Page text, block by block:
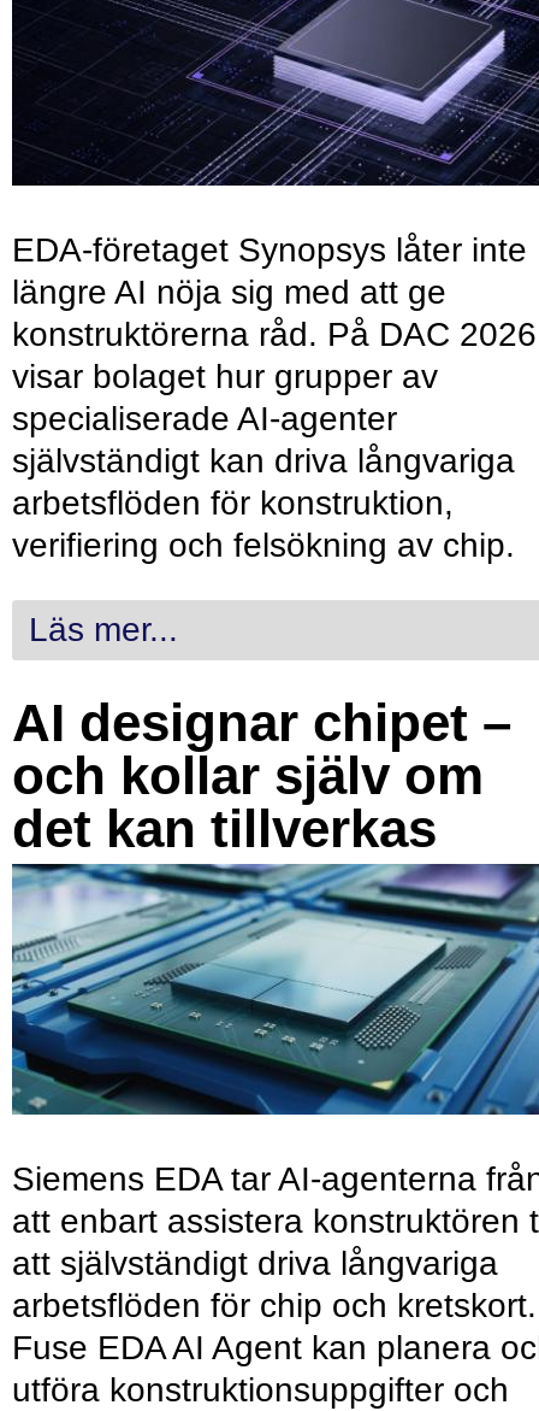
EDA-företaget Synopsys låter inte
längre AI nöja sig med att ge
konstruktörerna råd. På DAC 2026
visar bolaget hur grupper av
specialiserade AI-agenter
självständigt kan driva långvariga
arbetsflöden för konstruktion,
verifiering och felsökning av chip.
Läs mer...
AI designar chipet –
och kollar själv om
det kan tillverkas
Siemens EDA tar AI-agenterna
att enbart assistera konstruktören
att självständigt driva långvariga
arbetsflöden för chip och kretskort.
Fuse EDA AI Agent kan planera
utföra konstruktionsuppgifter och